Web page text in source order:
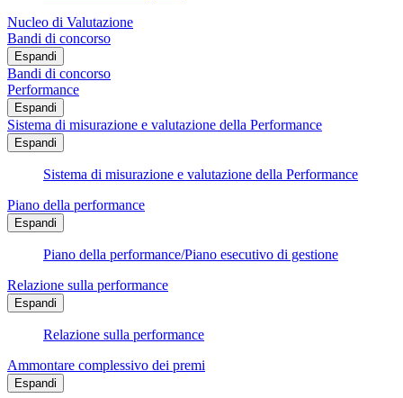
Nucleo di Valutazione
Bandi di concorso
Espandi
Bandi di concorso
Performance
Espandi
Sistema di misurazione e valutazione della Performance
Espandi
Sistema di misurazione e valutazione della Performance
Piano della performance
Espandi
Piano della performance/Piano esecutivo di gestione
Relazione sulla performance
Espandi
Relazione sulla performance
Ammontare complessivo dei premi
Espandi